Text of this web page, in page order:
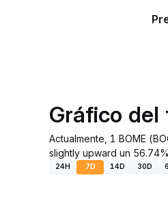
Gráfico del
Actualmente, 1 BOME
slightly upward un
24H 7D 14D 30D